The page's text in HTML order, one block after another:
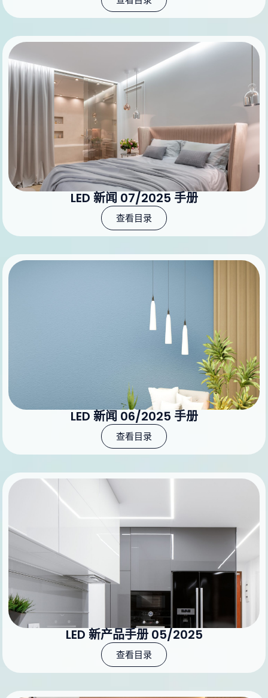
LED 新闻 07/2025 手册
查看目录
LED 新闻 06/2025 手册
查看目录
LED 新产品手册 05/2025
查看目录